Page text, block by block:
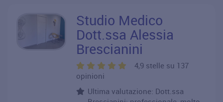
Studio Medico
Dott.ssa Alessia
Brescianini
4,9 stelle su 137
opinioni
Ultima valutazione: Dott.ssa